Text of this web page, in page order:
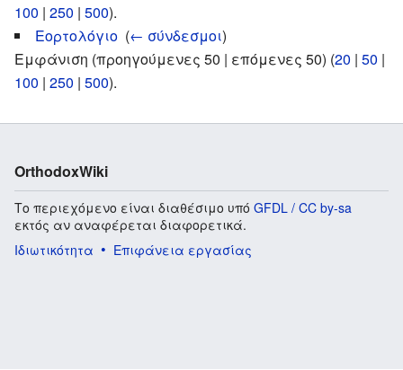
100 | 250 | 500).
Εορτολόγιο (← σύνδεσμοι)
Εμφάνιση (προηγούμενες 50 | επόμενες 50) (20 | 50 |
100 | 250 | 500).
OrthodoxWiki
Το περιεχόμενο είναι διαθέσιμο υπό GFDL / CC by-sa
εκτός αν αναφέρεται διαφορετικά.
Ιδιωτικότητα
Επιφάνεια εργασίας